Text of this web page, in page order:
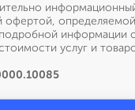
офертой,
информации
услуг и